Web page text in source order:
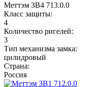
Меттэм ЗВ4 713.0.0
Класс защиты:
4
Количество ригелей:
3
Тип механизма замка:
цилидровый
Страна:
Россия